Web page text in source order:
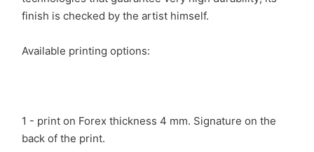
finish is checked by the artist himself.
Available printing options:
1 - print on Forex thickness 4 mm. Signature on the
back of the print.